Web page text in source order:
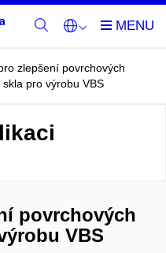
zlepšení povrchových
pro výrobu VBS
povrchových
VBS